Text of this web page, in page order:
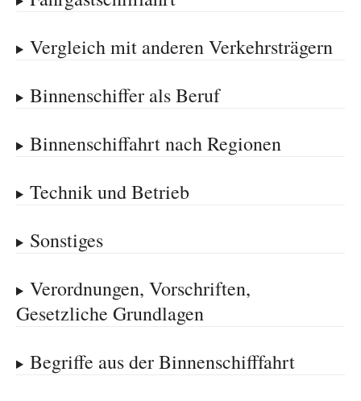
Vergleich mit anderen Verkehrsträgern
Binnenschiffer als Beruf
Binnenschiffahrt nach Regionen
Technik und Betrieb
Sonstiges
Verordnungen, Vorschriften,
Gesetzliche Grundlagen
Begriffe aus der Binnenschifffahrt